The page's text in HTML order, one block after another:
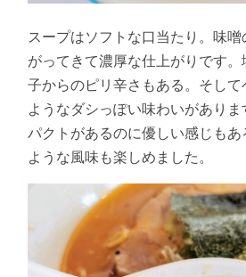
スープはソフトな口当たり。味
がってきて濃厚な仕上がりです
子からのピリ辛さもある。そし
ようなダシっぽい味わいがあり
パクトがあるのに優しい感じも
ような風味も楽しめました。